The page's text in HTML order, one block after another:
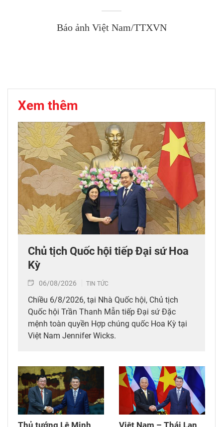
Báo ảnh Việt Nam/TTXVN
Xem thêm
Chủ tịch Quốc hội tiếp Đại sứ Hoa
Kỳ
06/08/2026 TIN TỨC
Chiều 6/8/2026, tại Nhà Quốc hội, Chủ tịch
Quốc hội Trần Thanh Mẫn tiếp Đại sứ Đặc
mệnh toàn quyền Hợp chúng quốc Hoa Kỳ tại
Việt Nam Jennifer Wicks.
Thủ tướng Lê Minh
Việt Nam – Thái Lan